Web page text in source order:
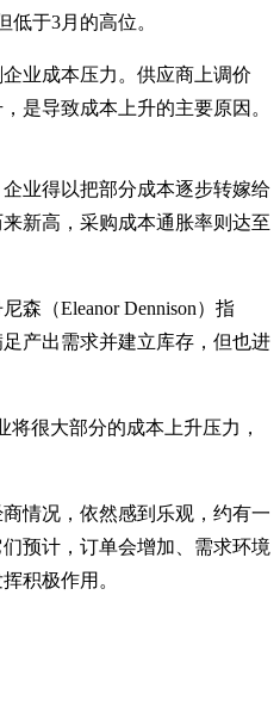
低于3月的高位。
业成本压力。供应商上调价
是导致成本上升的主要原因。
业得以把部分成本逐步转嫁给
新高，采购成本通胀率则达至
森（Eleanor Dennison）指
产出需求并建立库存，但也进
很大部分的成本上升压力，
情况，依然感到乐观，约有一
预计，订单会增加、需求环境
积极作用。